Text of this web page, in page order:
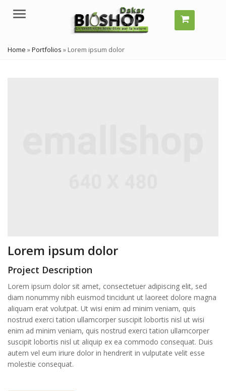
Menu
Home »Portfolios » Lorem ipsum dolor
Lorem ipsum dolor
Project Description
Lorem ipsum dolor sit amet, consectetuer adipiscing elit, sed
diam nonummy nibh euismod tincidunt ut laoreet dolore magna
aliquam erat volutpat. Ut wisi enim ad minim veniam, quis
nostrud exerci tation ullamcorper suscipit lobortis nisl ut wisi
enim ad minim veniam, quis nostrud exerci tation ullamcorper
suscipit lobortis nisl ut aliquip ex ea commodo consequat. Duis
autem vel eum iriure dolor in hendrerit in vulputate velit esse
molestie consequat.